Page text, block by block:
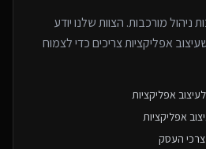
מורכבות. הצוות שלנו יודע
אפליקציות צריכים כדי לצמוח
אפליקציות
אפליקציות
העסק